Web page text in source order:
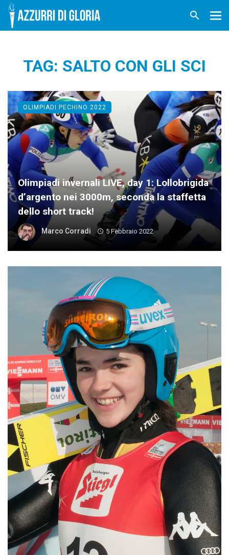
TAG: SALTO CON GLI SCI
Olimpiadi invernali LIVE, day 1: Lollobrigida
d’argento nei 3000m, seconda la staffetta
dello short track!
Marco Corradi 5 Febbraio 2022
OLIMPIADI PECHINO 2022